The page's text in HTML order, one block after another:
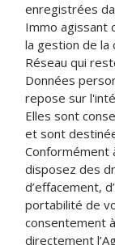
enregistrées
Immo agissant
la gestion de la
Réseau qui
Données
repose sur
Elles sont
et sont
Conformément
disposez des
d’effacement,
portabilité de
consentement
directement